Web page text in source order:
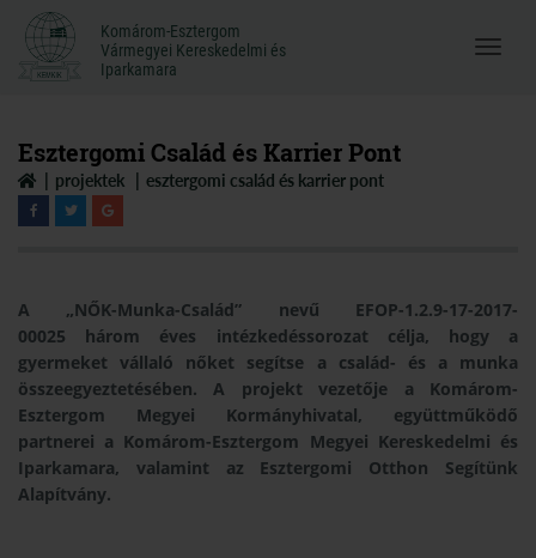
Komárom-Esztergom
Vármegyei Kereskedelmi és
Iparkamara
Komárom-Esztergom
Vármegyei Kereskedelmi és
Iparkamara
Menü
Esztergomi Család és Karrier Pont
projektek esztergomi család és karrier pont
A „NŐK-Munka-Család” nevű EFOP-1.2.9-17-2017-
00025 három éves intézkedéssorozat célja, hogy a
gyermeket vállaló nőket segítse a család- és a munka
összeegyeztetésében. A projekt vezetője a Komárom-
Esztergom Megyei Kormányhivatal, együttműködő
partnerei a Komárom-Esztergom Megyei Kereskedelmi és
Iparkamara, valamint az Esztergomi Otthon Segítünk
Alapítvány.